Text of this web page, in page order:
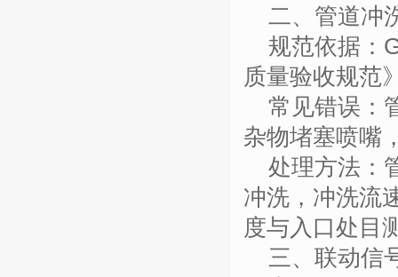
二、管道冲
规范依据：
质量验收规范
常见错误：
杂物堵塞喷嘴
处理方法：
冲洗，冲洗流
度与入口处目
三、联动信